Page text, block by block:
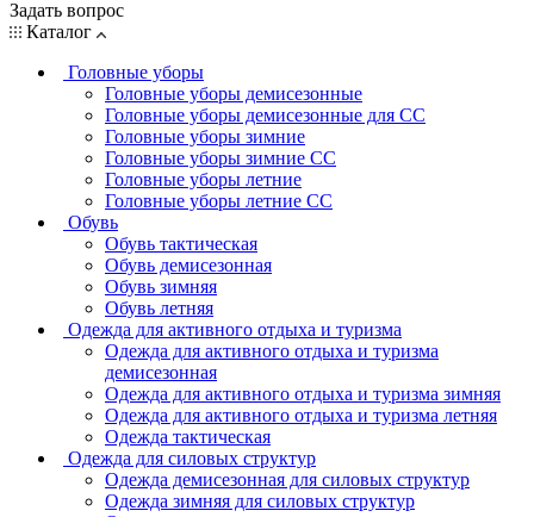
Задать вопрос
Каталог
Головные уборы
Головные уборы демисезонные
Головные уборы демисезонные для СС
Головные уборы зимние
Головные уборы зимние СС
Головные уборы летние
Головные уборы летние СС
Обувь
Обувь тактическая
Обувь демисезонная
Обувь зимняя
Обувь летняя
Одежда для активного отдыха и туризма
Одежда для активного отдыха и туризма
демисезонная
Одежда для активного отдыха и туризма зимняя
Одежда для активного отдыха и туризма летняя
Одежда тактическая
Одежда для силовых структур
Одежда демисезонная для силовых структур
Одежда зимняя для силовых структур